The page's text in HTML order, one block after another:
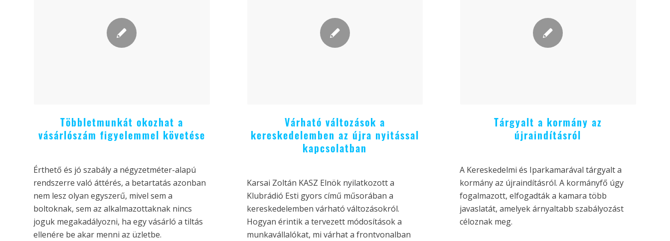
Többletmunkát okozhat a
vásárlószám figyelemmel követése
Érthető és jó szabály a négyzetméter-alapú
rendszerre való áttérés, a betartatás azonban
nem lesz olyan egyszerű, mivel sem a
boltoknak, sem az alkalmazottaknak nincs
joguk megakadályozni, ha egy vásárló a tiltás
ellenére be akar menni az üzletbe.
Várható változások a
kereskedelemben az újra nyitással
kapcsolatban
Karsai Zoltán KASZ Elnök nyilatkozott a
Klubrádió Esti gyors című műsorában a
kereskedelemben várható változásokról.
Hogyan érintik a tervezett módosítások a
munkavállalókat, mi várhat a frontvonalban
Tárgyalt a kormány az
újraindításról
A Kereskedelmi és Iparkamarával tárgyalt a
kormány az újraindításról. A kormányfő úgy
fogalmazott, elfogadták a kamara több
javaslatát, amelyek árnyaltabb szabályozást
céloznak meg.